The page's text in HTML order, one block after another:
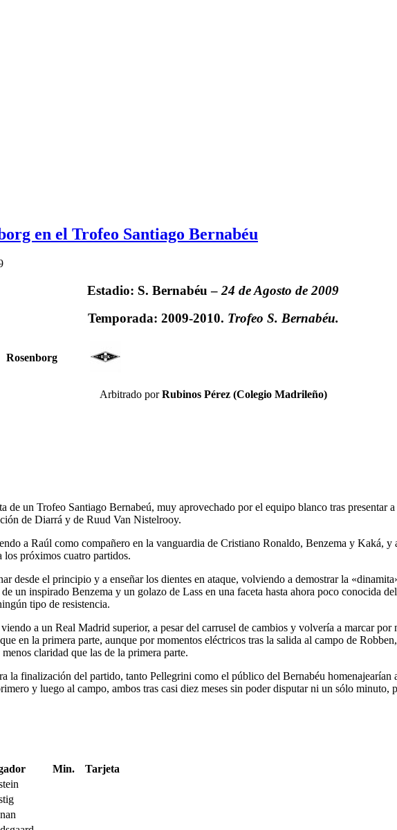
en el Trofeo Santiago Bernabéu
Estadio: S. Bernabéu – 24 de Agosto de 2009
Temporada: 2009-2010. Trofeo S. Bernabéu.
Rosenborg
Arbitrado porRubinos Pérez (Colegio Madrileño)
un Trofeo Santiago Bernabeú, muy aprovechado por el equipo blanco tras presentar
de Diarrá y de Ruud Van Nistelrooy.
a Raúl como compañero en la vanguardia de Cristiano Ronaldo, Benzema y Kaká,
los próximos cuatro partidos.
desde el principio y a enseñar los dientes en ataque, volviendo a demostrar la
un inspirado Benzema y un golazo de Lass en una faceta hasta ahora poco conocida
tipo de resistencia.
a un Real Madrid superior, a pesar del carrusel de cambios y volvería a marcar
en la primera parte, aunque por momentos eléctricos tras la salida al campo de
claridad que las de la primera parte.
la finalización del partido, tanto Pellegrini como el público del Bernabéu
y luego al campo, ambos tras casi diez meses sin poder disputar ni un sólo minuto,
Min.
Tarjeta